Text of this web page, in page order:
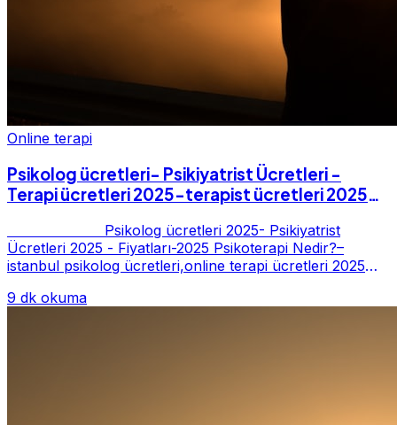
Online terapi
Psikolog ücretleri- Psikiyatrist Ücretleri -
Terapi ücretleri 2025-terapist ücretleri 2025-
Psikolog ücretleri 2025- Psikiyatrist
Ücretleri 2025 - Fiyatları-2025 Psikoterapi Nedir?–
istanbul psikolog ücretleri,online terapi ücretleri 2025
9 dk okuma